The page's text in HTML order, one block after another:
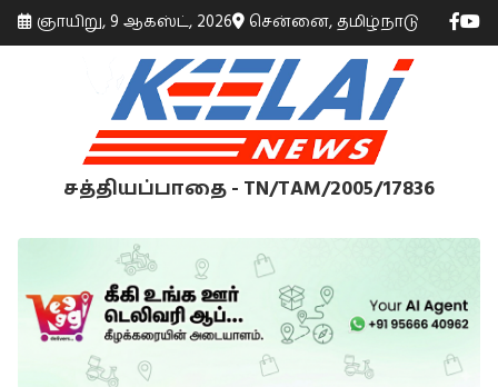
ஞாயிறு, 9 ஆகஸ்ட், 2026 சென்னை, தமிழ்நாடு
சத்தியப்பாதை - TN/TAM/2005/17836